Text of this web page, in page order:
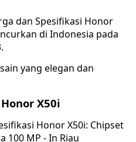
dan Spesifikasi Honor
di Indonesia pada
yang elegan dan
X50i